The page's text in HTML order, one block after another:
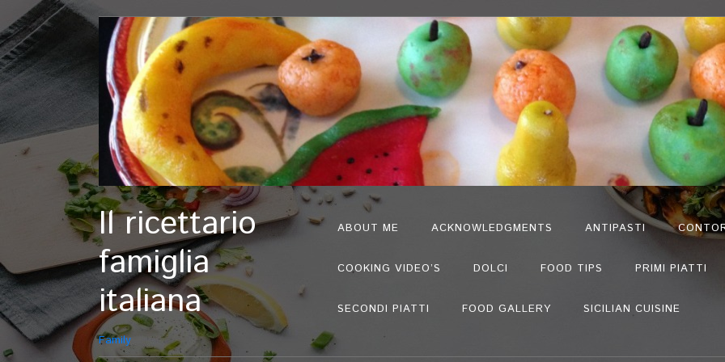
Il ricettario
famiglia
italiana
Family
ABOUT ME ACKNOWLEDGMENTS ANTIPASTI
COOKING VIDEO’S DOLCI FOOD TIPS PRIMI PIATTI
SECONDI PIATTI FOOD GALLERY SICILIAN CUISINE